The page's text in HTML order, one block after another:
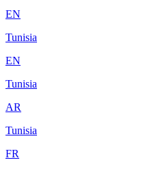
EN
Tunisia
EN
Tunisia
AR
Tunisia
FR